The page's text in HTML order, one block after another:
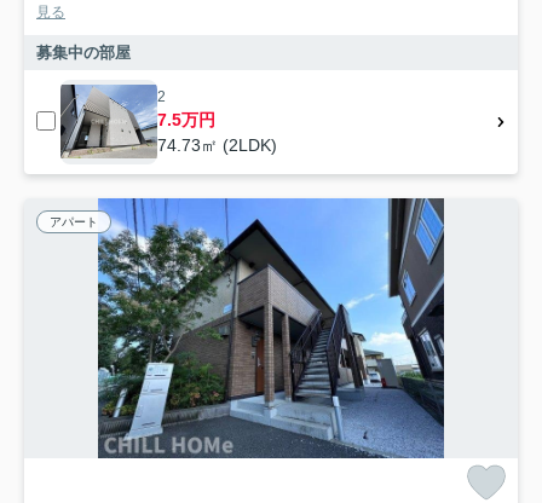
見る
募集中の部屋
2
7.5万円
74.73㎡ (2LDK)
アパート